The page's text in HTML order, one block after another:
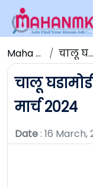
Maha NMK चालू घडामोडी
चालू
मार्च 2024
Date: 16 March,